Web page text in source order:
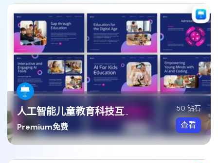
人工智能儿童教育科技互动学习Keynote模板
Premium免费
50 钻石
查看